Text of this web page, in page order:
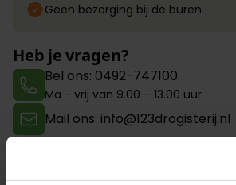
Geen bezorging bij de buren
Heb je vragen?
Bel ons: 0492-747100
Ma - vrij van 9.00 – 13.00 uur
Mail ons: info@123drogisterij.nl
Onze klanten geven ons een 9